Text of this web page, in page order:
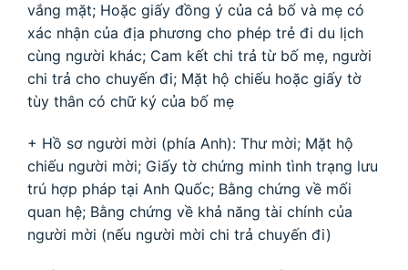
vắng mặt; Hoặc giấy đồng ý của cả bố và mẹ có
xác nhận của địa phương cho phép trẻ đi du lịch
cùng người khác; Cam kết chi trả từ bố mẹ, người
chi trả cho chuyến đi; Mặt hộ chiếu hoặc giấy tờ
tùy thân có chữ ký của bố mẹ
+ Hồ sơ người mời (phía Anh): Thư mời; Mặt hộ
chiếu người mời; Giấy tờ chứng minh tình trạng lưu
trú hợp pháp tại Anh Quốc; Bằng chứng về mối
quan hệ; Bằng chứng về khả năng tài chính của
người mời (nếu người mời chi trả chuyến đi)